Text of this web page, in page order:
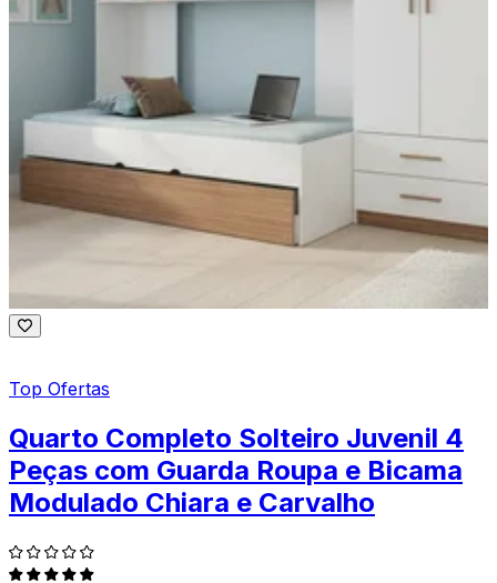
Top Ofertas
Quarto Completo Solteiro Juvenil 4
Peças com Guarda Roupa e Bicama
Modulado Chiara e Carvalho